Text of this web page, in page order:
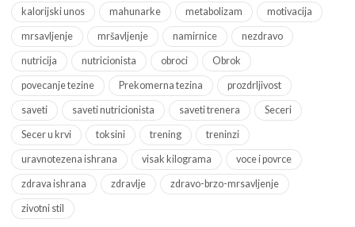
kalorijski unos mahunarke metabolizam motivacija
mrsavljenje mršavljenje namirnice nezdravo
nutricija nutricionista obroci Obrok
povecanje tezine Prekomerna tezina prozdrljivost
saveti saveti nutricionista saveti trenera Seceri
Secer u krvi toksini trening treninzi
uravnotezena ishrana visak kilograma voce i povrce
zdrava ishrana zdravlje zdravo-brzo-mrsavljenje
zivotni stil